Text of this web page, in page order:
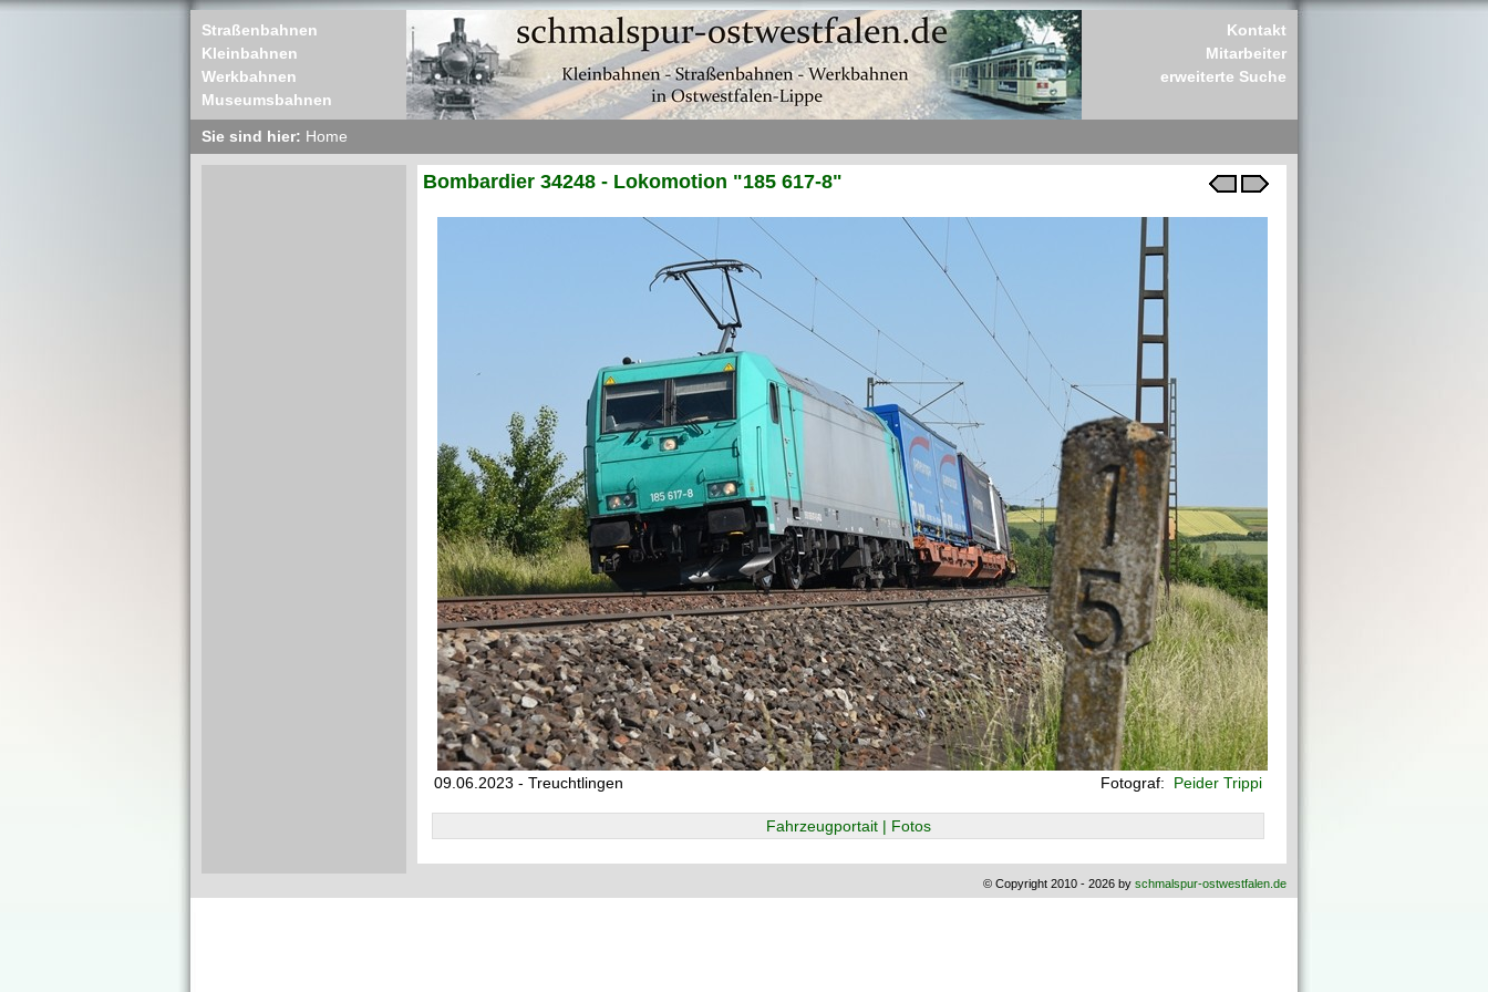
Straßenbahnen
Kleinbahnen
Werkbahnen
Museumsbahnen
Kontakt
Mitarbeiter
erweiterte Suche
Sie sind hier: Home
Bombardier 34248 - Lokomotion "185 617-8"
09.06.2023 - Treuchtlingen Fotograf: Peider Trippi
Fahrzeugportait | Fotos
© Copyright 2010 - 2026 by schmalspur-ostwestfalen.de